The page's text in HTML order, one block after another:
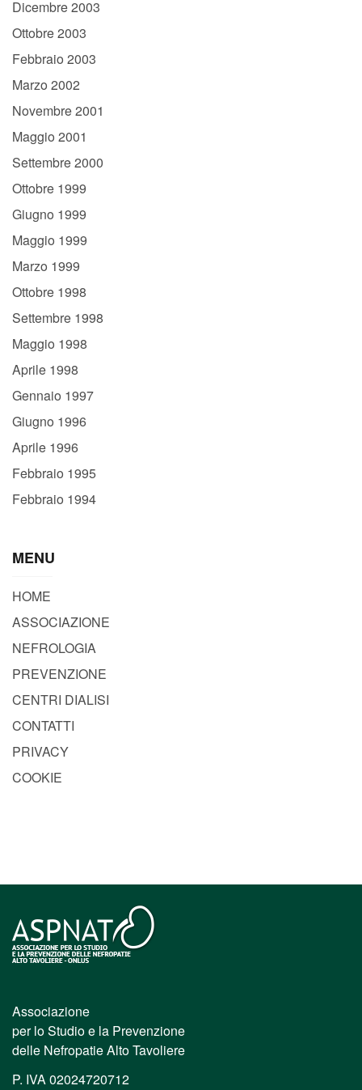
Dicembre 2003
Ottobre 2003
Febbraio 2003
Marzo 2002
Novembre 2001
Maggio 2001
Settembre 2000
Ottobre 1999
Giugno 1999
Maggio 1999
Marzo 1999
Ottobre 1998
Settembre 1998
Maggio 1998
Aprile 1998
Gennaio 1997
Giugno 1996
Aprile 1996
Febbraio 1995
Febbraio 1994
MENU
HOME
ASSOCIAZIONE
NEFROLOGIA
PREVENZIONE
CENTRI DIALISI
CONTATTI
PRIVACY
COOKIE
Associazione
per lo Studio e la Prevenzione
delle Nefropatie Alto Tavoliere
P. IVA 02024720712